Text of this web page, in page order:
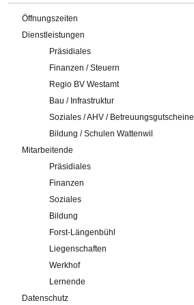
Öffnungszeiten
Dienstleistungen
Präsidiales
Finanzen / Steuern
Regio BV Westamt
Bau / Infrastruktur
Soziales / AHV / Betreuungsgutscheine
Bildung / Schulen Wattenwil
Mitarbeitende
Präsidiales
Finanzen
Soziales
Bildung
Forst-Längenbühl
Liegenschaften
Werkhof
Lernende
Datenschutz